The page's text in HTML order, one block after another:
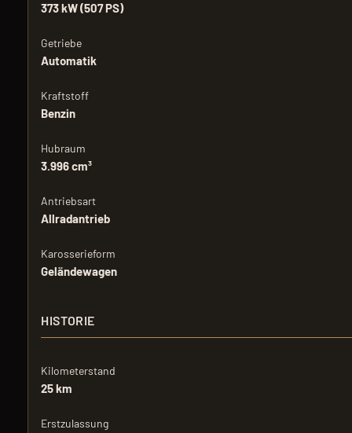
373 kW (507 PS)
Getriebe
Automatik
Kraftstoff
Benzin
Hubraum
3.996 cm³
Antriebsart
Allradantrieb
Karosserieform
Geländewagen
HISTORIE
Kilometerstand
25 km
Erstzulassung